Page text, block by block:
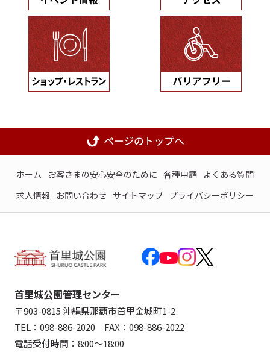
ホーム お客さまの安心安全のために 各種申請 よくある質問
求人情報
お問い合わせ サイトマップ プライバシーポリシー
首里城公園管理センター
〒903-0815 沖縄県那覇市首里金城町1-2
TEL：098-886-2020 FAX：098-886-2022
電話受付時間：8:00～18:00